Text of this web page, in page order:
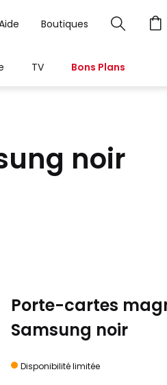
Boutiques
TV Bons Plans
noir
Porte-cartes
Samsung noir
Disponibilité limitée